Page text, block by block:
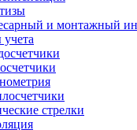
и монтажный
стрелки